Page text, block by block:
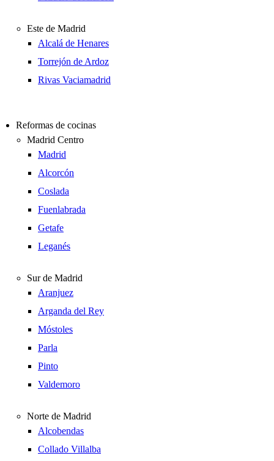
Este de Madrid
Alcalá de Henares
Torrejón de Ardoz
Rivas Vaciamadrid
Reformas de cocinas
Madrid Centro
Madrid
Alcorcón
Coslada
Fuenlabrada
Getafe
Leganés
Sur de Madrid
Aranjuez
Arganda del Rey
Móstoles
Parla
Pinto
Valdemoro
Norte de Madrid
Alcobendas
Collado Villalba